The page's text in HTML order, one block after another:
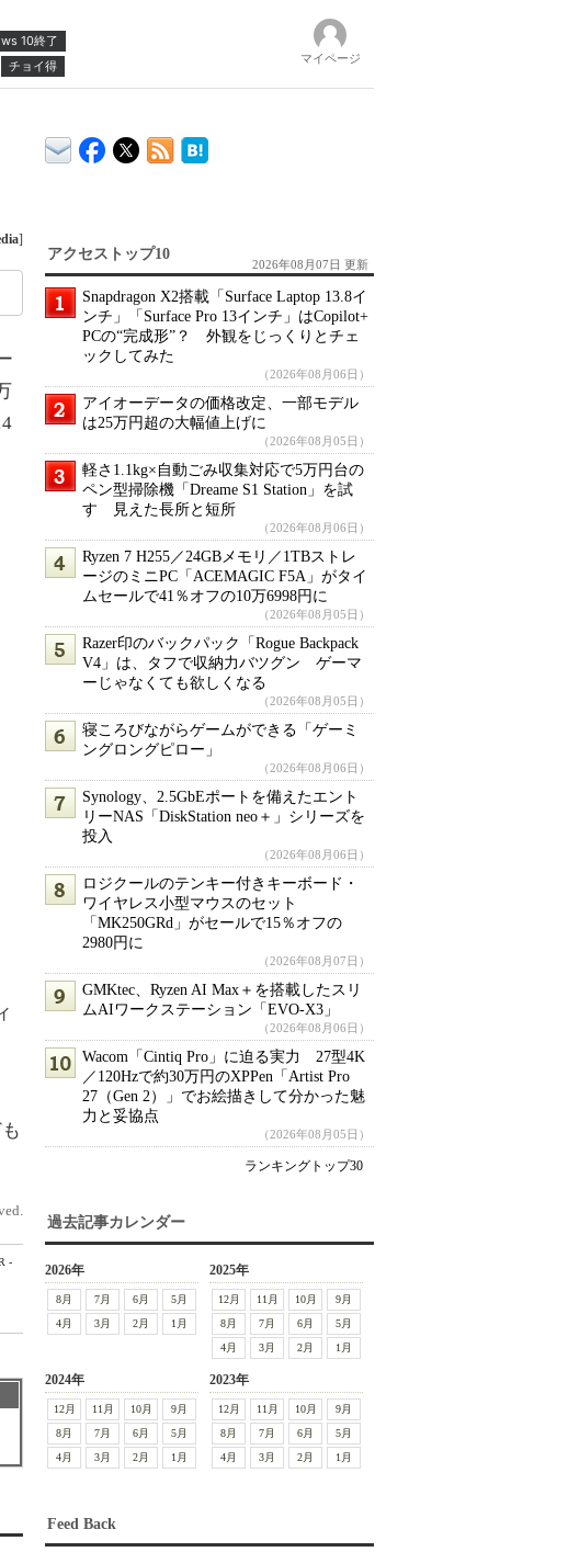
10終了
チョイ得 マイページ
]
-
アクセストップ10
2026年08月07日 更新
Snapdragon X2搭載「Surface Laptop 13.8イ
ンチ」「Surface Pro 13インチ」はCopilot+
PCの“完成形”？ 外観をじっくりとチェ
ックしてみた
（2026年08月06日）
アイオーデータの価格改定、一部モデル
は25万円超の大幅値上げに
（2026年08月05日）
軽さ1.1kg×自動ごみ収集対応で5万円台の
ペン型掃除機「Dreame S1 Station」を試
す 見えた長所と短所
（2026年08月06日）
Ryzen 7 H255／24GBメモリ／1TBストレ
ージのミニPC「ACEMAGIC F5A」がタイ
ムセールで41％オフの10万6998円に
（2026年08月05日）
Razer印のバックパック「Rogue Backpack
V4」は、タフで収納力バツグン ゲーマ
ーじゃなくても欲しくなる
（2026年08月05日）
寝ころびながらゲームができる「ゲーミ
ングロングピロー」
（2026年08月06日）
Synology、2.5GbEポートを備えたエント
リーNAS「DiskStation neo＋」シリーズを
投入
（2026年08月06日）
ロジクールのテンキー付きキーボード・
ワイヤレス小型マウスのセット
「MK250GRd」がセールで15％オフの
2980円に
（2026年08月07日）
GMKtec、Ryzen AI Max＋を搭載したスリ
ムAIワークステーション「EVO-X3」
（2026年08月06日）
Wacom「Cintiq Pro」に迫る実力 27型4K
／120Hzで約30万円のXPPen「Artist Pro
27（Gen 2）」でお絵描きして分かった魅
力と妥協点
（2026年08月05日）
ランキングトップ30
過去記事カレンダー
2026年
8月 7月 6月
5月
4月
3月 2月 1月
2025年
12月 11月 10月
9月
8月
7月 6月
5月
4月
3月 2月 1月
2024年
12月 11月 10月
9月
8月
7月 6月
5月
4月
3月 2月 1月
2023年
12月 11月 10月
9月
8月
7月 6月
5月
4月
3月 2月 1月
Feed Back